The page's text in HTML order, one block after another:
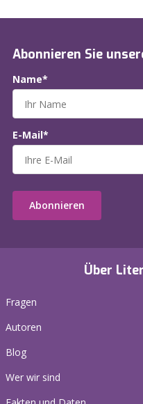
Über
Fragen
Autoren
Blog
Wer wir sind
Abonnieren Sie
Name*
E-Mail*
Abonnieren